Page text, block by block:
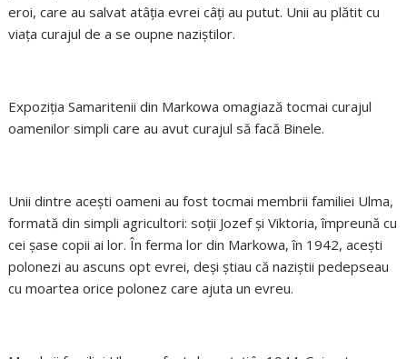
eroi, care au salvat atâţia evrei câţi au putut. Unii au plătit cu
viaţa curajul de a se oupne naziştilor.
Expoziţia Samaritenii din Markowa omagiază tocmai curajul
oamenilor simpli care au avut curajul să facă Binele.
Unii dintre aceşti oameni au fost tocmai membrii familiei Ulma,
formată din simpli agricultori: soţii Jozef şi Viktoria, împreună cu
cei şase copii ai lor. În ferma lor din Markowa, în 1942, aceşti
polonezi au ascuns opt evrei, deşi ştiau că naziştii pedepseau
cu moartea orice polonez care ajuta un evreu.